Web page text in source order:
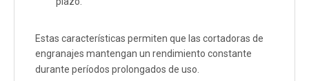
Estas características permiten que las cortadoras de
engranajes mantengan un rendimiento constante
durante períodos prolongados de uso.